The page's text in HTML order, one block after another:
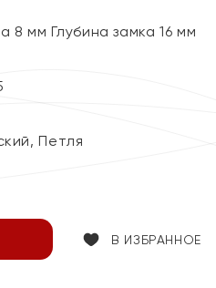
мм Глубина замка 16 мм
Петля
В ИЗБРАННОЕ